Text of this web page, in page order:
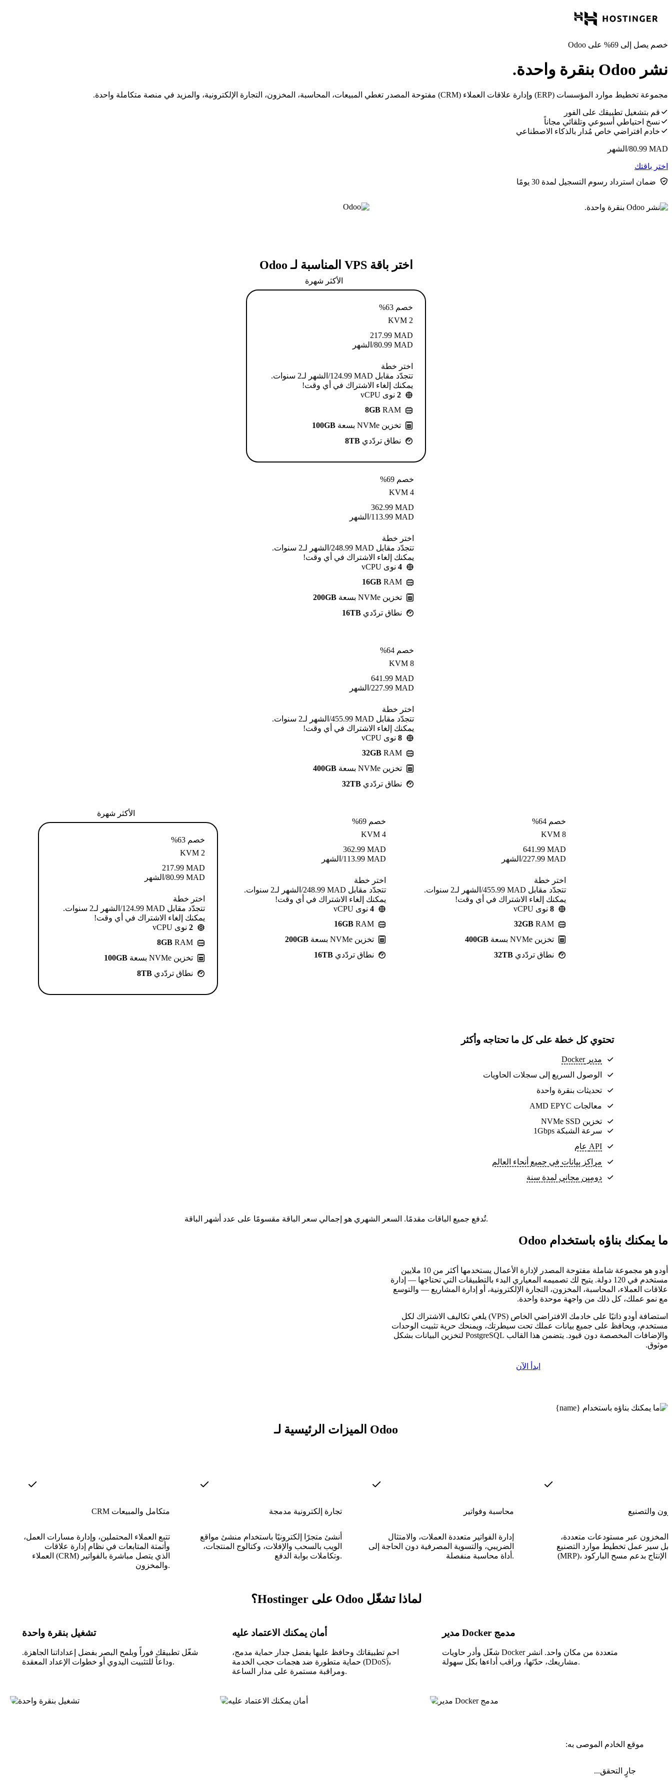
خصم يصل إلى 69% على Odoo
نشر Odoo بنقرة واحدة.
مجموعة تخطيط موارد المؤسسات (ERP) وإدارة علاقات العملاء (CRM) مفتوحة المصدر تغطي المبيعات، المحاسبة، المخزون، التجارة الإلكترونية، والمزيد في منصة متكاملة واحدة.
قم بتشغيل تطبيقك على الفور
نسخ احتياطي أسبوعي وتلقائي مجاناً
خادم افتراضي خاص مُدار بالذكاء الاصطناعي
MAD
80.99/الشهر
اختر باقتك
ضمان استرداد رسوم التسجيل لمدة 30 يومًا
اختر باقة VPS المناسبة لـ Odoo
الأكثر شهرة
خصم 63%
KVM 2
MAD
217.99
MAD
80.99/الشهر
اختر خطة
تتجدّد مقابل MAD ⁦124.99⁩/الشهر لـ2 سنوات.
يمكنك إلغاء الاشتراك في أي وقت!
2 نوى vCPU
8GB RAM
تخزين NVMe بسعة
100GB
نطاق تردّدي 8TB
خصم 69%
KVM 4
MAD
362.99
MAD
113.99/الشهر
اختر خطة
تتجدّد مقابل MAD ⁦248.99⁩/الشهر لـ2 سنوات.
يمكنك إلغاء الاشتراك في أي وقت!
4 نوى vCPU
16GB RAM
تخزين NVMe بسعة
200GB
نطاق تردّدي 16TB
خصم 64%
KVM 8
MAD
641.99
MAD
227.99/الشهر
اختر خطة
تتجدّد مقابل MAD ⁦455.99⁩/الشهر لـ2 سنوات.
يمكنك إلغاء الاشتراك في أي وقت!
8 نوى vCPU
32GB RAM
تخزين NVMe بسعة
400GB
نطاق تردّدي 32TB
الأكثر شهرة
خصم 63%
KVM 2
MAD
217.99
MAD
80.99/الشهر
اختر خطة
تتجدّد مقابل MAD ⁦124.99⁩/الشهر لـ2 سنوات.
يمكنك إلغاء الاشتراك في أي وقت!
2 نوى vCPU
8GB RAM
تخزين NVMe بسعة
100GB
نطاق تردّدي 8TB
خصم 69%
KVM 4
MAD
362.99
MAD
113.99/الشهر
اختر خطة
تتجدّد مقابل MAD ⁦248.99⁩/الشهر لـ2 سنوات.
يمكنك إلغاء الاشتراك في أي وقت!
4 نوى vCPU
16GB RAM
تخزين NVMe بسعة
200GB
نطاق تردّدي 16TB
خصم 64%
KVM 8
MAD
641.99
MAD
227.99/الشهر
اختر خطة
تتجدّد مقابل MAD ⁦455.99⁩/الشهر لـ2 سنوات.
يمكنك إلغاء الاشتراك في أي وقت!
8 نوى vCPU
32GB RAM
تخزين NVMe بسعة
400GB
نطاق تردّدي 32TB
تحتوي كل خطة على كل ما تحتاجه وأكثر
مدير Docker
الوصول السريع إلى سجلات الحاويات
تحديثات بنقرة واحدة
معالجات AMD EPYC
تخزين NVMe SSD
سرعة الشبكة 1Gbps
API عام
مراكز بيانات في جميع أنحاء العالم
دومين مجاني لمدة سنة
تُدفع جميع الباقات مقدمًا. السعر الشهري هو إجمالي سعر الباقة مقسومًا على عدد أشهر الباقة.
ما يمكنك بناؤه باستخدام Odoo
أودو هو مجموعة شاملة مفتوحة المصدر لإدارة الأعمال يستخدمها أكثر من 10 ملايين
مستخدم في 120 دولة. يتيح لك تصميمه المعياري البدء بالتطبيقات التي تحتاجها — إدارة
علاقات العملاء، المحاسبة، المخزون، التجارة الإلكترونية، أو إدارة المشاريع — والتوسع
مع نمو عملك، كل ذلك من واجهة موحدة واحدة.
استضافة أودو ذاتيًا على خادمك الافتراضي الخاص (VPS) يلغي تكاليف الاشتراك لكل
مستخدم، ويحافظ على جميع بيانات عملك تحت سيطرتك، ويمنحك حرية تثبيت الوحدات
والإضافات المخصصة دون قيود. يتضمن هذا القالب PostgreSQL لتخزين البيانات بشكل
موثوق.
ابدأ الآن
الميزات الرئيسية لـ Odoo
CRM متكامل والمبيعات
تتبع العملاء المحتملين، وإدارة مسارات العمل،
وأتمتة المتابعات في نظام إدارة علاقات
العملاء (CRM) الذي يتصل مباشرة بالفواتير
والمخزون.
تجارة إلكترونية مدمجة
أنشئ متجرًا إلكترونيًا باستخدام منشئ مواقع
الويب بالسحب والإفلات، وكتالوج المنتجات،
وتكاملات بوابة الدفع.
محاسبة وفواتير
إدارة الفواتير متعددة العملات، والامتثال
الضريبي، والتسوية المصرفية دون الحاجة إلى
أداة محاسبة منفصلة.
والتصنيع
المخزون عبر مستودعات متعددة،
سير عمل تخطيط موارد التصنيع
لماذا تشغّل Odoo على Hostinger؟
تشغيل بنقرة واحدة
شغّل تطبيقك فوراً وبلمح البصر بفضل إعداداتنا الجاهزة.
وداعاً للتثبيت اليدوي أو خطوات الإعداد المعقدة.
أمان يمكنك الاعتماد عليه
احمِ تطبيقاتك وحافظ عليها بفضل جدار حماية مدمج،
حماية متطورة ضد هجمات حجب الخدمة (DDoS)،
ومراقبة مستمرة على مدار الساعة.
مدير Docker مدمج
شغّل وأدر حاويات Docker متعددة من مكان واحد. انشر
مشاريعك، حدّثها، وراقب أداءها بكل سهولة.
موقع الخادم الموصى به:
جارٍ التحقق...